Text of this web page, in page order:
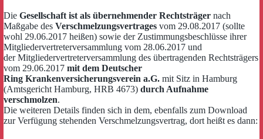
Die Gesellschaft ist als übernehmender Rechtsträger nach
Maßgabe des Verschmelzungsvertrages vom 29.08.2017 (sollte
wohl 29.06.2017 heißen) sowie der Zustimmungsbeschlüsse ihrer
Mitgliedervertreterversammlung vom 28.06.2017 und
der Mitgliedervertreterversammlung des übertragenden Rechtsträgers
vom 29.06.2017 mit dem Deutscher
Ring Krankenversicherungsverein a.G. mit Sitz in Hamburg
(Amtsgericht Hamburg, HRB 4673) durch Aufnahme
verschmolzen.
Die weiteren Details finden sich in dem, ebenfalls zum Download
zur Verfügung stehenden Verschmelzungsvertrag, dort heißt es dann: